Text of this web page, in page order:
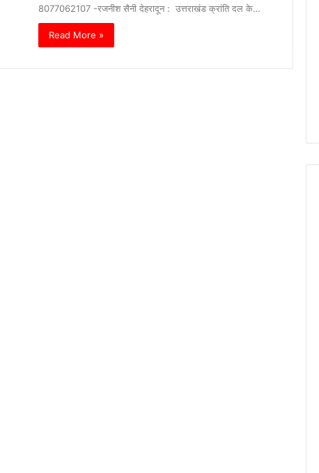
8077062107 -रजनीश सैनी देहरादून : उत्तराखंड क्रांति दल के…
Read More »